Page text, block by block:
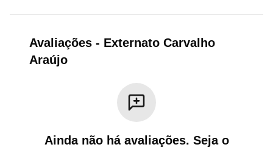
Avaliações - Externato Carvalho
Araújo
Ainda não há avaliações. Seja o